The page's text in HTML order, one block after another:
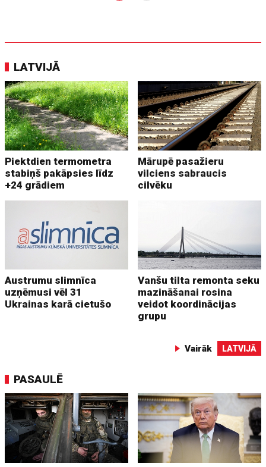
LATVIJĀ
Piektdien termometra
stabiņš pakāpsies līdz
+24 grādiem
Mārupē pasažieru
vilciens sabraucis
cilvēku
Austrumu slimnīca
uzņēmusi vēl 31
Ukrainas karā cietušo
Vanšu tilta remonta seku
mazināšanai rosina
veidot koordinācijas
grupu
Vairāk LATVIJĀ
PASAULĒ